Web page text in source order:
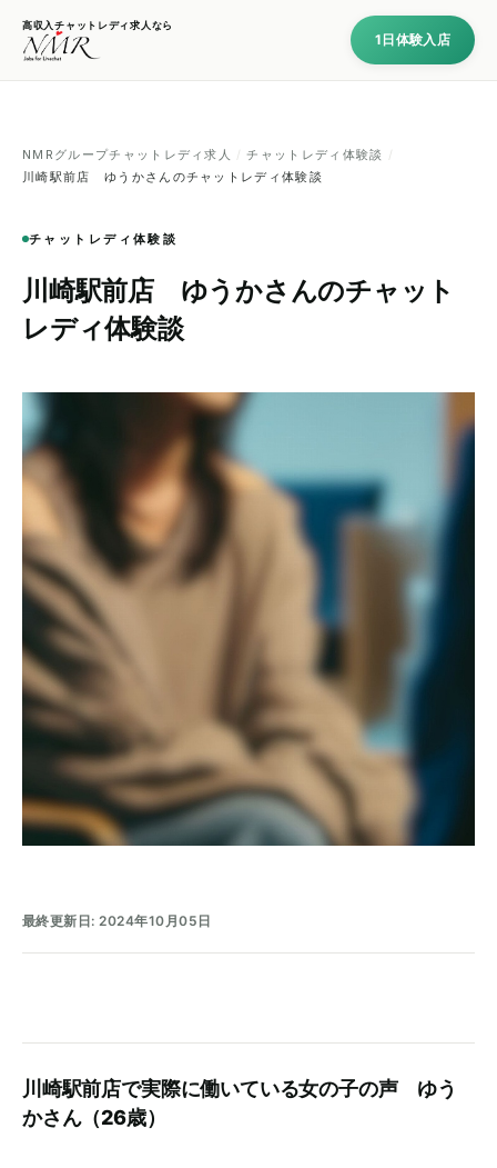
高収入チャットレディ求人なら
1日体験入店
NMRグループチャットレディ求人 / チャットレディ体験談 /
川崎駅前店 ゆうかさんのチャットレディ体験談
チャットレディ体験談
川崎駅前店 ゆうかさんのチャット
レディ体験談
最終更新日: 2024年10月05日
川崎駅前店で実際に働いている女の子の声 ゆう
かさん（26歳）